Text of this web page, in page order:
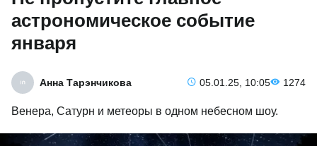
астрономическое событие
января
Анна Тарэнчикова 05.01.25, 10:05 1274
Венера, Сатурн и метеоры в одном небесном шоу.